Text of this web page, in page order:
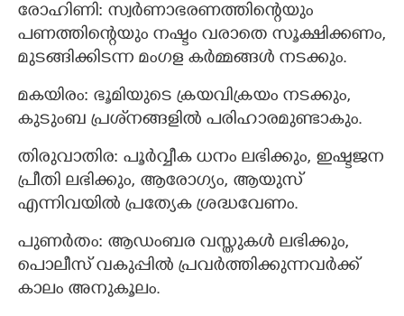
രോഹിണി: സ്വര്‍ണാഭരണത്തിന്റെയും
പണത്തിന്റെയും നഷ്ടം വരാതെ സൂക്ഷിക്കണം,
മുടങ്ങിക്കിടന്ന മംഗള കര്‍മ്മങ്ങള്‍ നടക്കും.
മകയിരം: ഭൂമിയുടെ ക്രയവിക്രയം നടക്കും,
കുടുംബ പ്രശ്‌നങ്ങളില്‍ പരിഹാരമുണ്ടാകും.
തിരുവാതിര: പൂര്‍വ്വീക ധനം ലഭിക്കും, ഇഷ്ടജന
പ്രീതി ലഭിക്കും, ആരോഗ്യം, ആയുസ്
എന്നിവയില്‍ പ്രത്യേക ശ്രദ്ധവേണം.
പുണര്‍തം: ആഡംബര വസ്തുകള്‍ ലഭിക്കും,
പൊലീസ് വകുപ്പില്‍ പ്രവര്‍ത്തിക്കുന്നവര്‍ക്ക്
കാലം അനുകൂലം.